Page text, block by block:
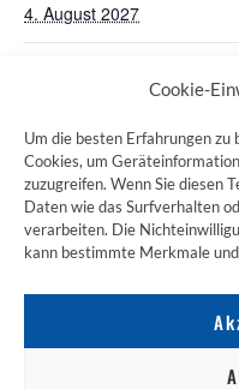
Cookie-
Um die besten Erfahrungen
Cookies, um
zuzugreifen. Wenn Sie diesen
Daten wie das Surfverhalten
verarbeiten. Die
kann bestimmte Merkmale
4. August 2027
Pilgertreff St. Martin in
ZUM